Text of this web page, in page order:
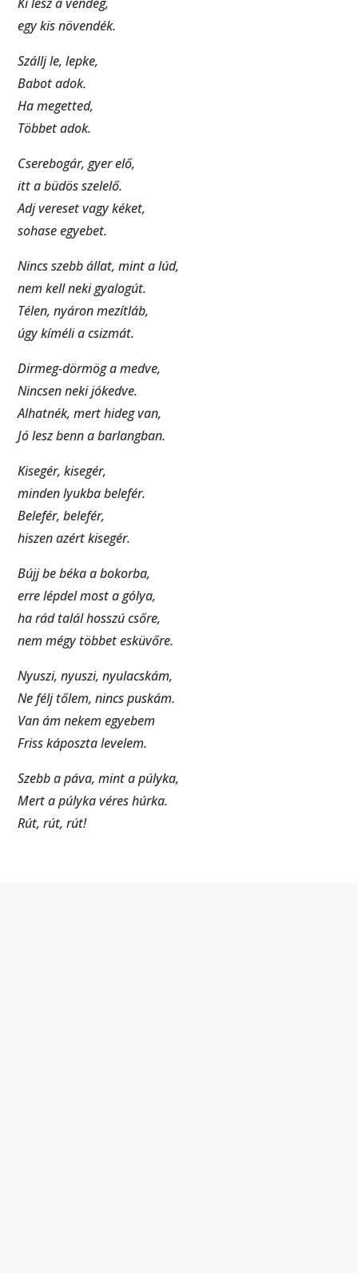
egy kis növendék.
Szállj le, lepke,
Babot adok.
Ha megetted,
Többet adok.
Cserebogár, gyer elő,
itt a büdös szelelő.
Adj vereset vagy kéket,
sohase egyebet.
Nincs szebb állat, mint a lúd,
nem kell neki gyalogút.
Télen, nyáron mezítláb,
úgy kíméli a csizmát.
Dirmeg-dörmög a medve,
Nincsen neki jókedve.
Alhatnék, mert hideg van,
Jó lesz benn a barlangban.
Kisegér, kisegér,
minden lyukba belefér.
Belefér, belefér,
hiszen azért kisegér.
Bújj be béka a bokorba,
erre lépdel most a gólya,
ha rád talál hosszú csőre,
nem mégy többet esküvőre.
Nyuszi, nyuszi, nyulacskám,
Ne félj tőlem, nincs puskám.
Van ám nekem egyebem
Friss káposzta levelem.
Szebb a páva, mint a púlyka,
Mert a púlyka véres húrka.
Rút, rút, rút!